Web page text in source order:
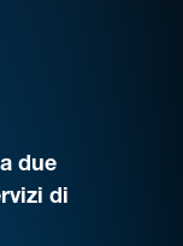
due
di